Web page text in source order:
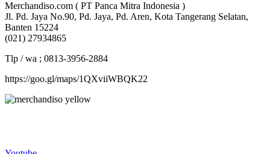
Merchandiso.com ( PT Panca Mitra Indonesia )
Jl. Pd. Jaya No.90, Pd. Jaya, Pd. Aren, Kota Tangerang Selatan,
Banten 15224
(021) 27934865
Tlp / wa ; 0813-3956-2884
https://goo.gl/maps/1QXviiWBQK22